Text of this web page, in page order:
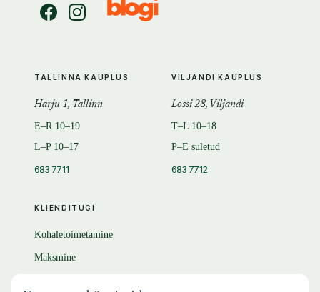
KLIENDITUGI
Kohaletoimetamine
Maksmine
TALLINNA KAUPLUS
Harju 1, Tallinn
E–R 10–19
L–P 10–17
683 7711
VILJANDI KAUPLUS
Lossi 28, Viljandi
T–L 10–18
P–E suletud
683 7712